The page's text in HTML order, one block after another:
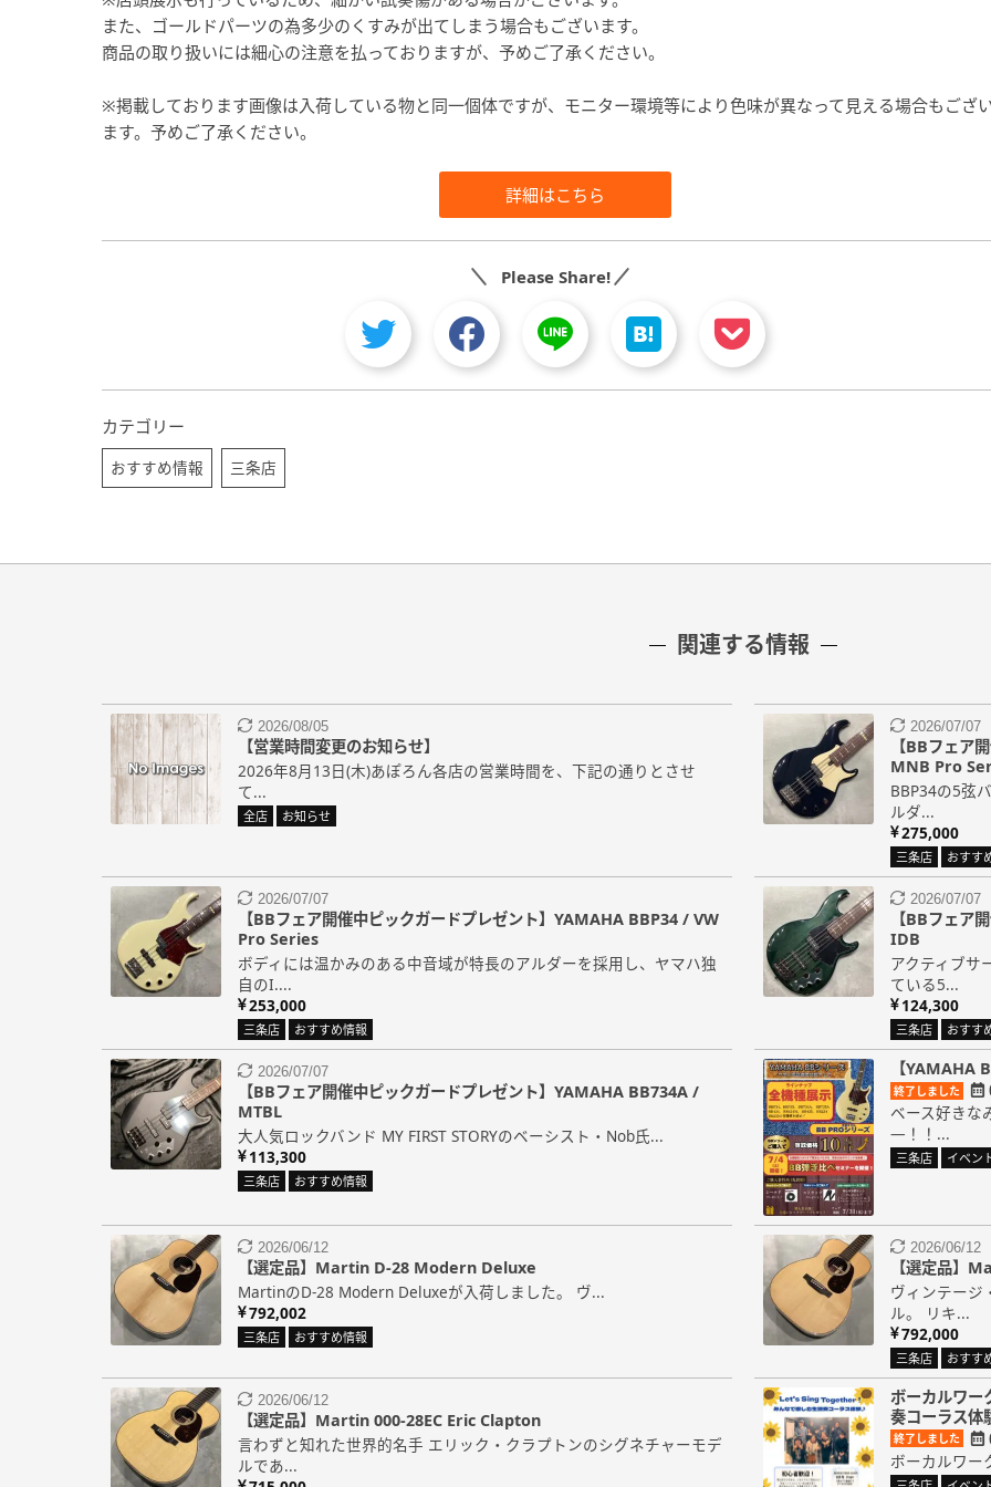
また、ゴールドパーツの為多少のくすみが出てしまう場合もございます。
商品の取り扱いには細心の注意を払っておりますが、予めご了承ください。
※掲載しております画像は入荷している物と同一個体ですが、モニター環境等により色味が異なって見える場合もござ
ます。予めご了承ください。
詳細はこちら
Please Share!
カテゴリー
おすすめ情報 三条店
関連する情報
2026/08/05
【営業時間変更のお知らせ】
2026年8月13日(木)あぽろん各店の営業時間を、下記の通りとさせ
て...
全店 お知らせ
2026/07/07
【BBフェア
MNB Pro
BBP34の5弦
ルダ...
275,000
三条店 おすす
2026/07/07
【BBフェア開催中ピックガードプレゼント】YAMAHA BBP34 / VW
Pro Series
ボディには温かみのある中音域が特長のアルダーを採用し、ヤマハ独
自のI....
253,000
三条店 おすすめ情報
2026/07/07
【BBフェア
IDB
アクティブサ
ている5...
124,300
三条店 おすす
2026/07/07
【BBフェア開催中ピックガードプレゼント】YAMAHA BB734A /
MTBL
大人気ロックバンド MY FIRST STORYのベーシスト・Nob氏...
113,300
三条店 おすすめ情報
【YAMAHA
終了しました
ベース好きな
―！！...
三条店 イベン
2026/06/12
【選定品】Martin D-28 Modern Deluxe
MartinのD-28 Modern Deluxeが入荷しました。 ヴ...
792,002
三条店 おすすめ情報
2026/06/12
【選定品】
ヴィンテージ
ル。 リキ...
792,000
三条店 おすす
2026/06/12
【選定品】Martin 000-28EC Eric Clapton
言わずと知れた世界的名手 エリック・クラプトンのシグネチャーモデ
ルであ...
ボーカルワ
奏コーラス
終了しました
ボーカルワー